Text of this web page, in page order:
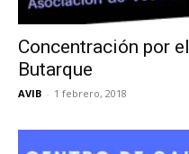
Concentración por
Butarque
AVIB - 1 febrero, 2018